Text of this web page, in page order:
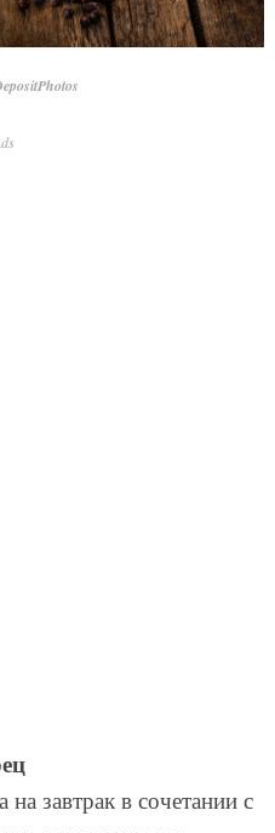
завтрак в сочетании с